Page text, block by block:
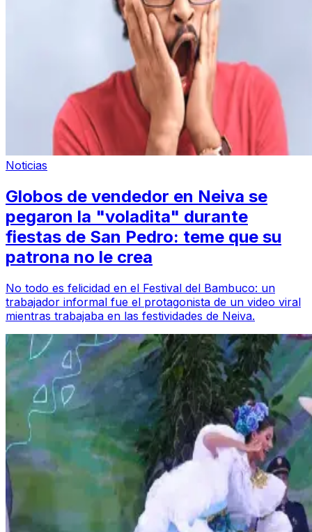
Noticias
Globos de vendedor en Neiva se
pegaron la "voladita" durante
fiestas de San Pedro: teme que su
patrona no le crea
No todo es felicidad en el Festival del Bambuco: un
trabajador informal fue el protagonista de un video viral
mientras trabajaba en las festividades de Neiva.